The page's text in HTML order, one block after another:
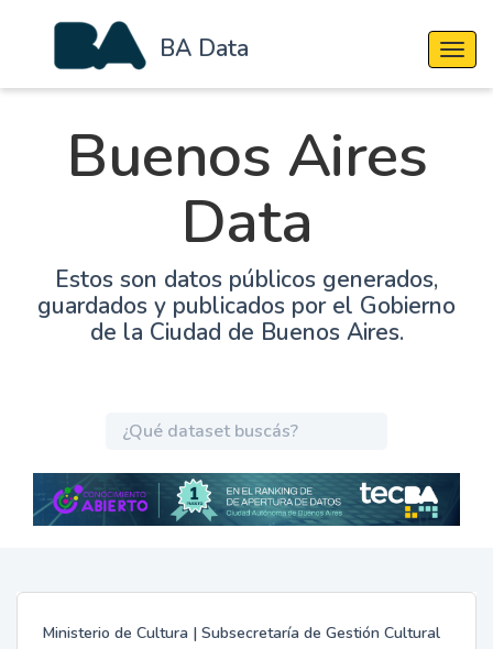
BA Data
Buenos Aires
Data
Estos son datos públicos generados,
guardados y publicados por el Gobierno
de la Ciudad de Buenos Aires.
Ministerio de Cultura | Subsecretaría de Gestión Cultural